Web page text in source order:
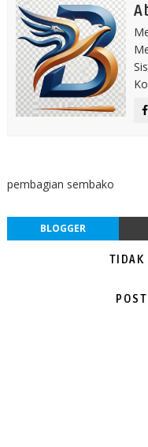
pembagian sembako
BLOGGER
TIDAK